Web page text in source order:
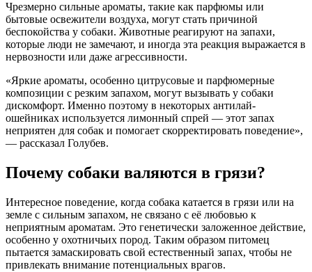
Чрезмерно сильные ароматы, такие как парфюмы или
бытовые освежители воздуха, могут стать причиной
беспокойства у собаки. Животные реагируют на запахи,
которые люди не замечают, и иногда эта реакция выражается в
нервозности или даже агрессивности.
«Яркие ароматы, особенно цитрусовые и парфюмерные
композиции с резким запахом, могут вызывать у собаки
дискомфорт. Именно поэтому в некоторых антилай-
ошейниках используется лимонный спрей — этот запах
неприятен для собак и помогает скорректировать поведение»,
— рассказал Голубев.
Почему собаки валяются в грязи?
Интересное поведение, когда собака катается в грязи или на
земле с сильным запахом, не связано с её любовью к
неприятным ароматам. Это генетически заложенное действие,
особенно у охотничьих пород. Таким образом питомец
пытается замаскировать свой естественный запах, чтобы не
привлекать внимание потенциальных врагов.